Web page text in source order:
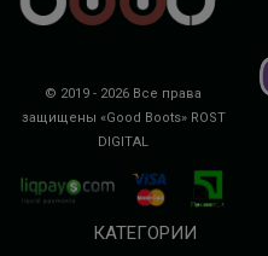
© 2019 - 2026 Все права
защищены «Good Boots» ROST
DIGITAL
КАТЕГОРИИ